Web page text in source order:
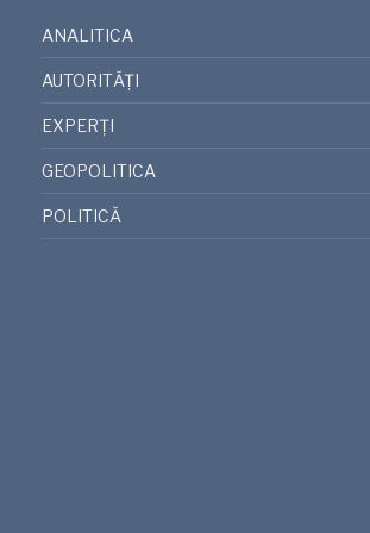
ANALITICA
AUTORITĂȚI
EXPERȚI
GEOPOLITICA
POLITICĂ